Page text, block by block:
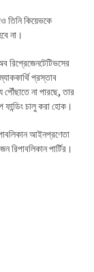
তিনি কিয়েভকে
না।
রিপ্রেজেনটেটিভসের
প্রস্তাব
পৌঁছাতে না পারছে, তার
চালু করা হোক।
আইনপ্রণেতা
পার্টির।